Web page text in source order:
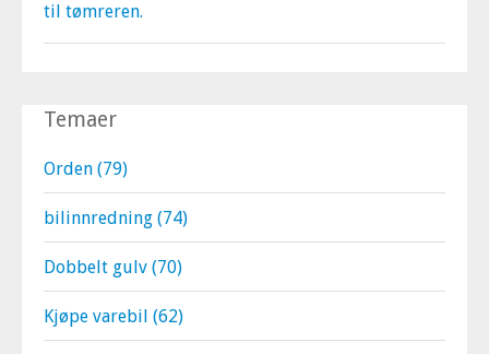
til tømreren.
Temaer
Orden (79)
bilinnredning (74)
Dobbelt gulv (70)
Kjøpe varebil (62)